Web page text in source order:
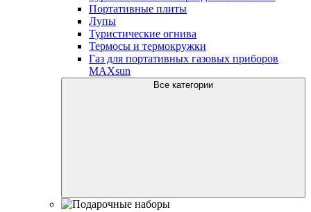
Портативные плиты
Лупы
Туристические огнива
Термосы и термокружки
Газ для портативных газовых приборов
MAXsun
Все категории